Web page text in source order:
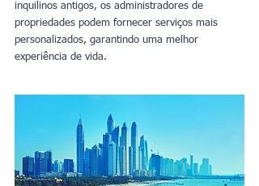
inquilinos antigos, os administradores de
propriedades podem fornecer serviços mais
personalizados, garantindo uma melhor
experiência de vida.